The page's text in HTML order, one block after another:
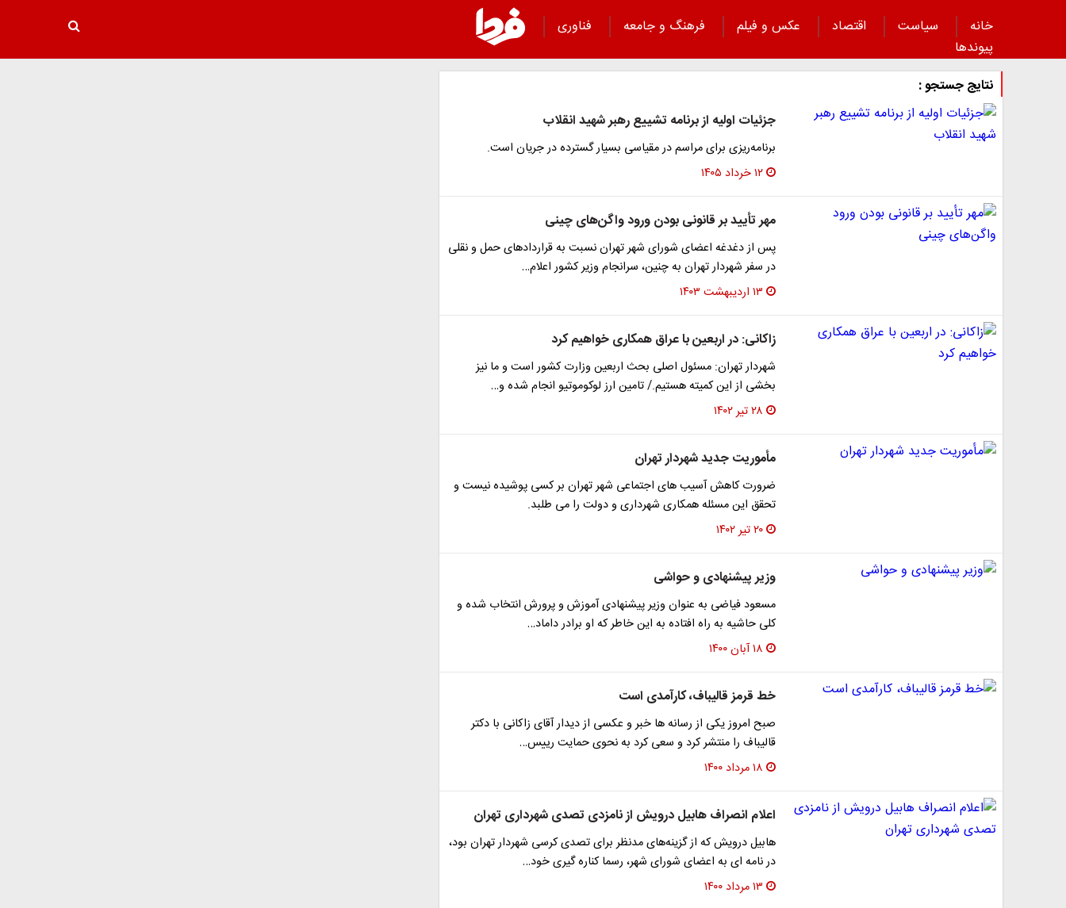
خانه سیاست اقتصاد عکس و فیلم فرهنگ و جامعه
فناوری
پیوند‌ها
نتایج جستجو :
جزئیات اولیه از برنامه تشییع رهبر شهید انقلاب
برنامه‌ریزی برای مراسم در مقیاسی بسیار گسترده در جریان است.
۱۲ خرداد ۱۴۰۵
مهر تأیید بر قانونی بودن ورود واگن‌های چینی
پس از دغدغه اعضای شورای شهر تهران نسبت به قراردادهای حمل و نقلی
در سفر شهردار تهران به چنین، سرانجام وزیر کشور اعلام…
۱۳ اردیبهشت ۱۴۰۳
زاکانی: در اربعین با عراق همکاری خواهیم کرد
شهردار تهران: مسئول اصلی بحث اربعین وزارت کشور است و ما نیز
بخشی از این کمیته هستیم./ تامین ارز لوکوموتیو انجام شده و…
۲۸ تیر ۱۴۰۲
مأموریت جدید شهردار تهران
ضرورت کاهش آسیب های اجتماعی شهر تهران بر کسی پوشیده نیست و
تحقق این مسئله همکاری شهرداری و دولت را می طلبد.
۲۰ تیر ۱۴۰۲
وزیر پیشنهادی و حواشی
مسعود فیاضی به عنوان وزیر پیشنهادی آموزش و پرورش انتخاب شده و
کلی حاشیه به راه افتاده به این خاطر که او برادر داماد…
۱۸ آبان ۱۴۰۰
خط قرمز قالیباف، کارآمدی است
صبح امروز یکی از رسانه ها خبر و عکسی از دیدار آقای زاکانی با دکتر
قالیباف را منتشر کرد و سعی کرد به نحوی حمایت رییس…
۱۸ مرداد ۱۴۰۰
اعلام انصراف هابیل درویش از نامزدی تصدی شهرداری تهران
هابیل درویش که از گزینه‌های مدنظر برای تصدی کرسی شهردار تهران بود،
در نامه ای به اعضای شورای شهر، رسما کناره گیری خود…
۱۳ مرداد ۱۴۰۰